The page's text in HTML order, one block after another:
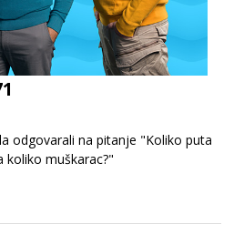
odgovarali na pitanje "Koliko puta
koliko muškarac?"